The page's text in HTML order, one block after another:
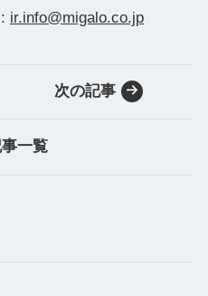
ir.info@migalo.co.jp
一覧
次の記事